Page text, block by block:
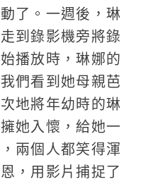
了。一週後，琳
到錄影機旁將錄
播放時，琳娜的
們看到她母親芭
地將年幼時的琳
她入懷，給她一
兩個人都笑得渾
，用影片捕捉了